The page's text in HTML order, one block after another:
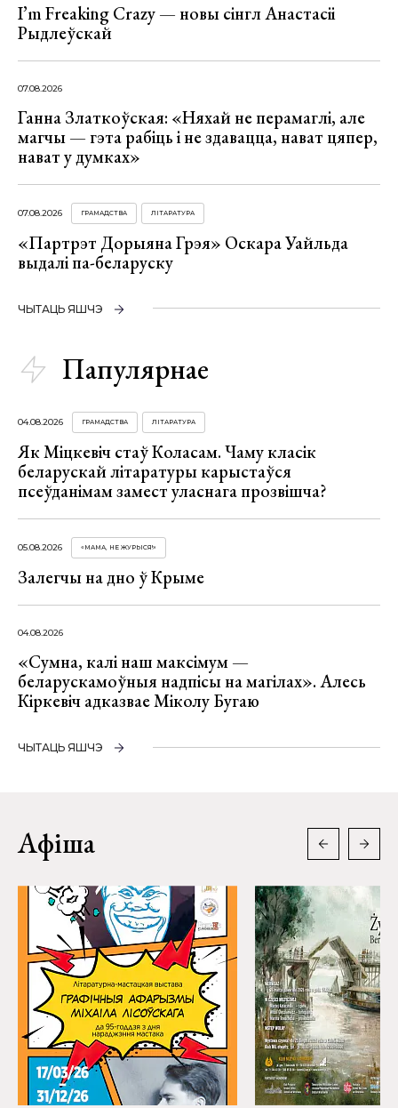
I’m Freaking Crazy — новы сінгл Анастасіі
Рыдлеўскай
07.08.2026
Ганна Златкоўская: «Няхай не перамаглі, але
магчы — гэта рабіць і не здавацца, нават цяпер,
нават у думках»
07.08.2026 ГРАМАДСТВА ЛІТАРАТУРА
«Партрэт Дорыяна Грэя» Оскара Уайльда
выдалі па-беларуску
ЧЫТАЦЬ ЯШЧЭ
Папулярнае
04.08.2026 ГРАМАДСТВА ЛІТАРАТУРА
Як Міцкевіч стаў Коласам. Чаму класік
беларускай літаратуры карыстаўся
псеўданімам замест уласнага прозвішча?
05.08.2026 «МАМА, НЕ ЖУРЫСЯ!»
Залегчы на дно ў Крыме
04.08.2026
«Сумна, калі наш максімум —
беларускамоўныя надпісы на магілах». Алесь
Кіркевіч адказвае Міколу Бугаю
ЧЫТАЦЬ ЯШЧЭ
Афіша